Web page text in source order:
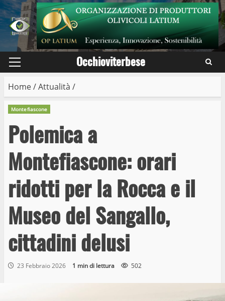
Skip
to
content
Primary
Occhioviterbese
Home/Attualità /
Montefiascone
Polemica a
Montefiascone: orari
ridotti per la Rocca e il
Museo del Sangallo,
cittadini delusi
23 Febbraio 2026 1 min di lettura 502